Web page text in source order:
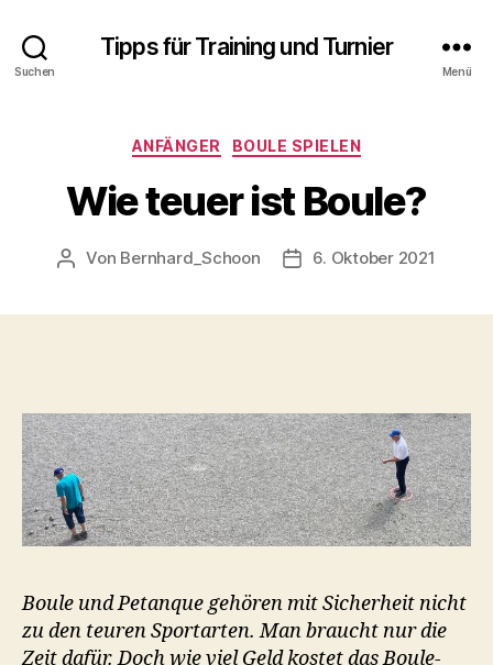
Suchen
Tipps für Training und Turnier
Menü
Kategorien
ANFÄNGER BOULE SPIELEN
Wie teuer ist Boule?
Beitragsautor
Von Bernhard_Schoon Veröffentlichungsdatum
6. Oktober 2021
Boule und Petanque gehören mit Sicherheit nicht
zu den teuren Sportarten. Man braucht nur die
Zeit dafür. Doch wie viel Geld kostet das Boule-